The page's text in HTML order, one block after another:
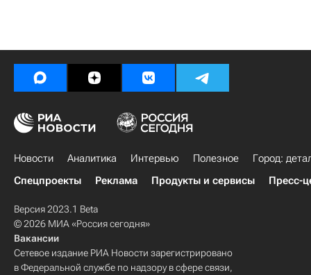
Новости Аналитика Интервью Полезное
Город:
Спецпроекты
Реклама Продукты и сервисы Пресс-
Версия 2023.1 Beta
© 2026 МИА «Россия сегодня»
Вакансии
Сетевое издание РИА Новости зарегистрировано
в Федеральной службе по надзору в сфере связи,